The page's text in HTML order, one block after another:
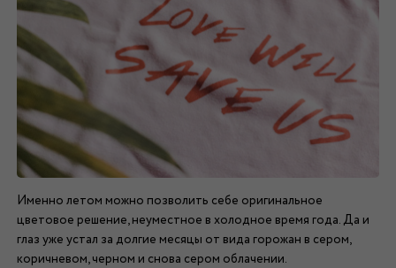
Именно летом можно позволить себе оригинальное
цветовое решение, неуместное в холодное время года. Да и
глаз уже устал за долгие месяцы от вида горожан в сером,
коричневом, черном и снова сером облачении.